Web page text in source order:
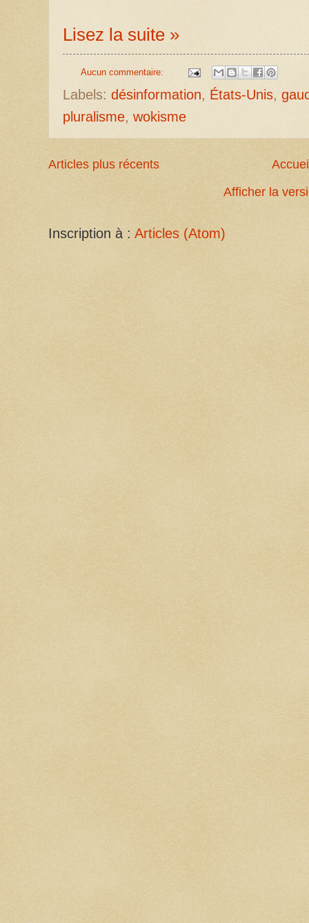
Lisez la suite »
Aucun commentaire:
Labels: désinformation, États-Unis,
pluralisme, wokisme
Articles plus récents
Afficher la
Inscription à : Articles (Atom)